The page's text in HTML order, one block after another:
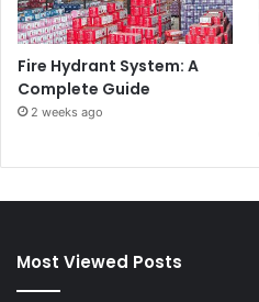
Fire Hydrant System: A
Complete Guide
2 weeks ago
Most Viewed Posts